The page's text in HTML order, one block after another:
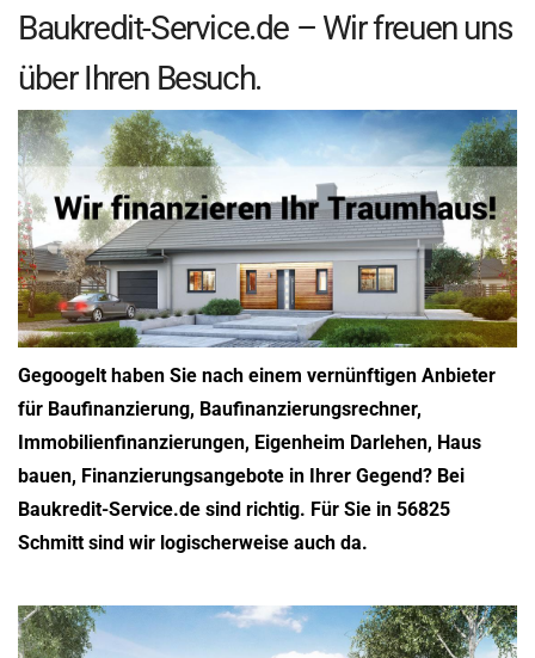
Baukredit-Service.de – Wir freuen uns
über Ihren Besuch.
Gegoogelt haben Sie nach einem vernünftigen Anbieter
für Baufinanzierung, Baufinanzierungsrechner,
Immobilienfinanzierungen, Eigenheim Darlehen, Haus
bauen, Finanzierungsangebote in Ihrer Gegend? Bei
Baukredit-Service.de sind richtig. Für Sie in 56825
Schmitt sind wir logischerweise auch da.